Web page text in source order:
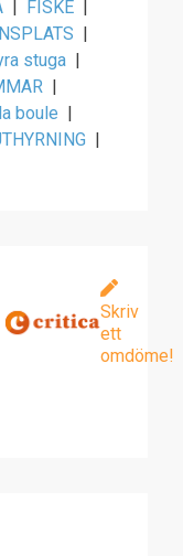
FISKE
|
stuga |
|
boule |
|
Skriv
ett
omdöme!